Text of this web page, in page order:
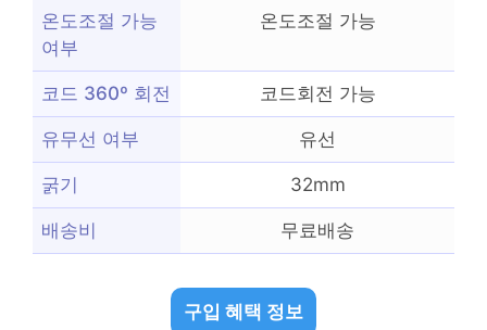
온도조절 가능
여부
온도조절 가능
코드 360º 회전 코드회전 가능
유무선 여부 유선
굵기 32mm
배송비 무료배송
구입 혜택 정보